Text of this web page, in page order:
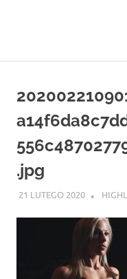
.jpg
21 LUTEGO 2020